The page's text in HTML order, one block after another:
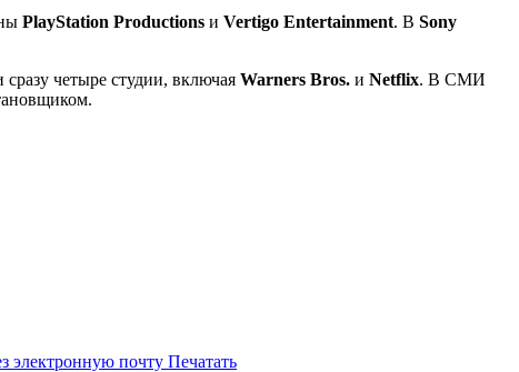
PlayStation Productions и Vertigo Entertainment. В Sony
четыре студии, включая Warners Bros. и Netflix. В СМИ
электронную почту Печатать